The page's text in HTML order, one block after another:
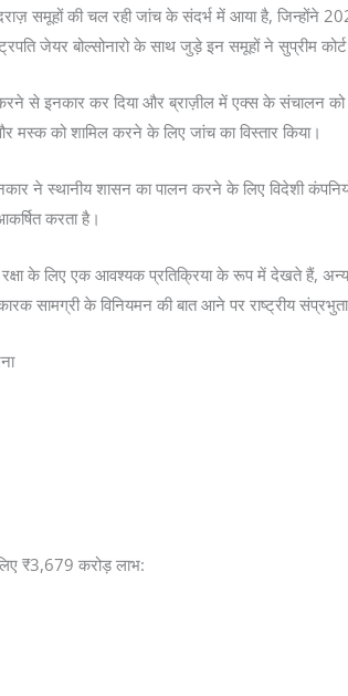
दराज़ समूहों की चल रही जांच के संदर्भ में आया है,
जेयर बोल्सोनारो के साथ जुड़े इन समूहों ने सुप्रीम
से इनकार कर दिया और ब्राज़ील में एक्स के संचालन को
मस्क को शामिल करने के लिए जांच का विस्तार किया।
ने स्थानीय शासन का पालन करने के लिए विदेशी
करता है।
के लिए एक आवश्यक प्रतिक्रिया के रूप में देखते हैं,
सामग्री के विनियमन की बात आने पर राष्ट्रीय
₹3,679 करोड़ लाभ: